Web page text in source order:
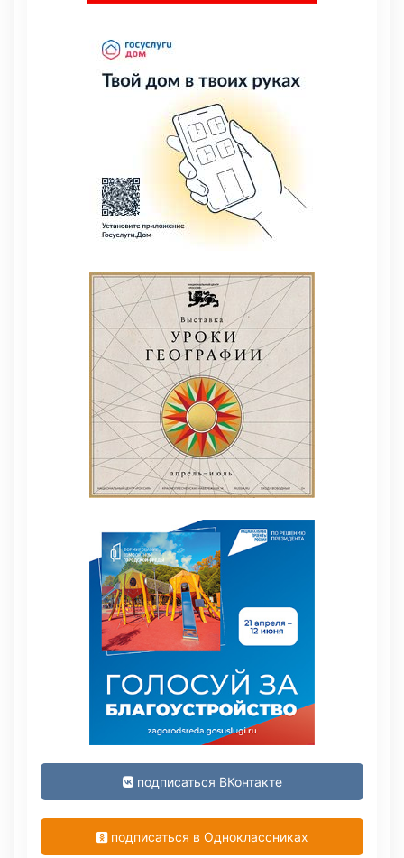
подписаться ВКонтакте
подписаться в Одноклассниках